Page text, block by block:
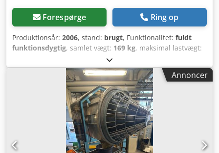
Forespørge Ring op
Produktionsår: 2006, stand: brugt, Funktionalitet: fuldt
funktionsdygtig, samlet vægt: 169 kg, maksimal lastvægt:
1.120 mm
total højde:1.720 mm, maskine/køretøjsnummer:04350 /
0001642 (QC: 61401257), Professionel 17,5 kg industriel
elektrisk tørretumbler med Selecta-programmerbart
kontrolpanel Electrolux T4350 er en professionel,
frontbetjent, industriel tørretumbler fremstillet af
Electrolux Laundry Systems, Sverige. Denne robuste
maskine er designet til krævende kommercielle vaskerier
og tøjrenserier og kombinerer pålidelig ydeevne, lave
driftsomkostninger og et brugervenligt, programmerbart
Annoncer